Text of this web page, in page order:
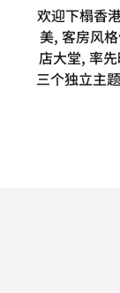
欢迎下榻香
美, 客房风
店大堂, 率
三个独立主